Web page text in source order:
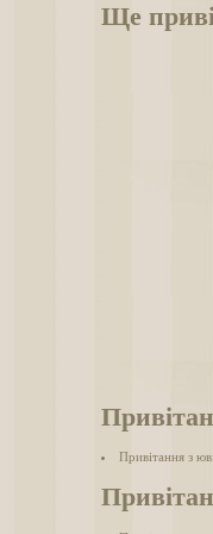
Ще
Привітання з